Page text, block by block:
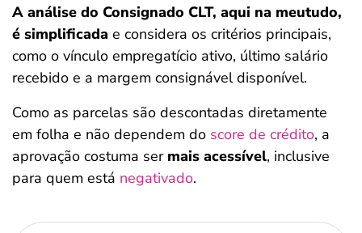
A análise do Consignado CLT, aqui na meutudo,
é simplificada e considera os critérios principais,
como o vínculo empregatício ativo, último salário
recebido e a margem consignável disponível.
Como as parcelas são descontadas diretamente
em folha e não dependem do score de crédito, a
aprovação costuma ser mais acessível, inclusive
para quem está negativado.